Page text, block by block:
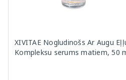
XIVITAE Nogludinošs Ar Augu
Kompleksu serums matiem, 50